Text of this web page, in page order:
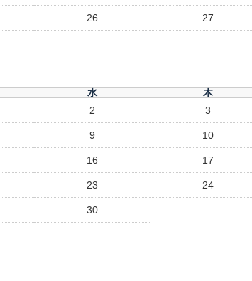
26 27
水 木
2 3
9 10
16 17
23 24
30